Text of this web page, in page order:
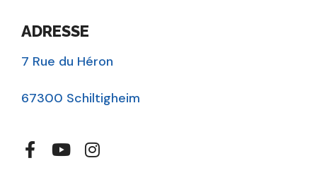
ADRESSE
7 Rue du Héron
67300 Schiltigheim